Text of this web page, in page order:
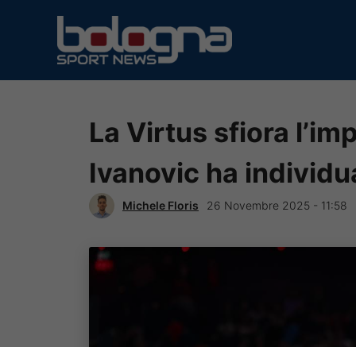
contenuto
La Virtus sfiora
Ivanovic ha
Michele Floris 26 Novembre 2025 - 11:58